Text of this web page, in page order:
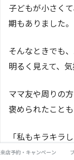
子どもが小さく
期もありました。
そんなときでも
明るく見えて、
ママ友や周りの
褒められたことも
「私もキラキラ
こともありまし
来店予約・キャンペーン